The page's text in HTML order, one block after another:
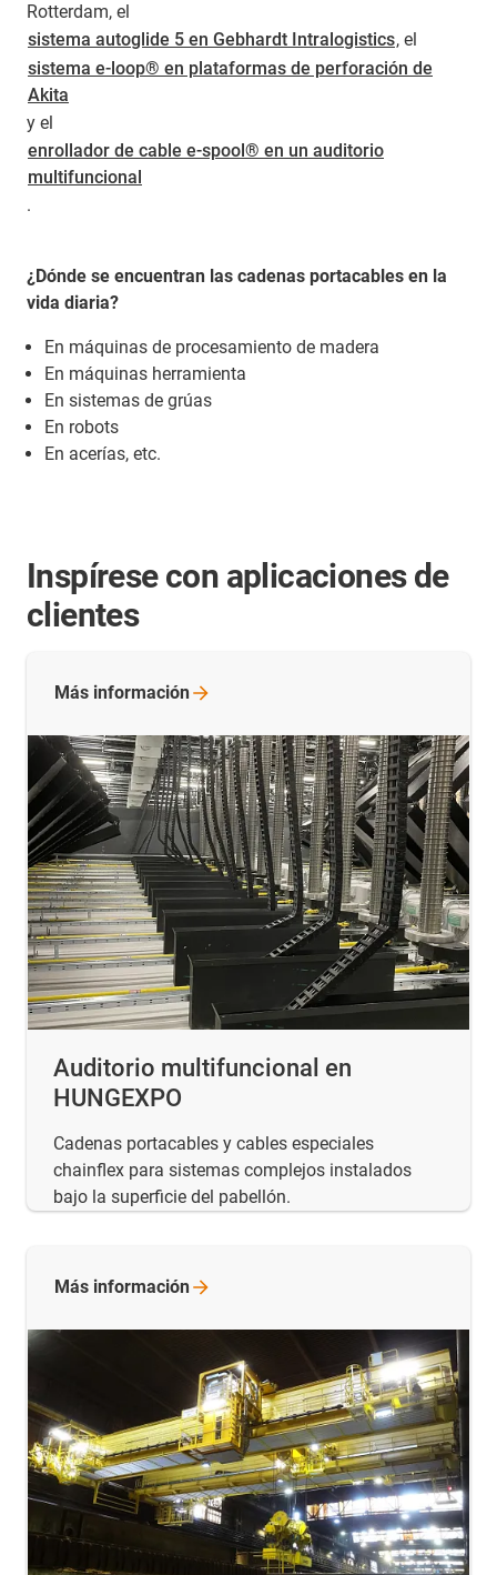
Rotterdam, el
sistema autoglide 5 en Gebhardt Intralogistics, el
sistema e-loop® en plataformas de perforación de
Akita
y el
enrollador de cable e-spool® en un auditorio
multifuncional
.
¿Dónde se encuentran las cadenas portacables en la
vida diaria?
En máquinas de procesamiento de madera
En máquinas herramienta
En sistemas de grúas
En robots
En acerías, etc.
Inspírese con aplicaciones de
clientes
Auditorio multifuncional en
HUNGEXPO
Cadenas portacables y cables especiales
chainflex para sistemas complejos instalados
bajo la superficie del pabellón.
Más información
Más información